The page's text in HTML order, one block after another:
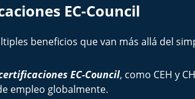
EC-Council
beneficios que van más allá del
EC-Council, como CEH y
empleo globalmente.